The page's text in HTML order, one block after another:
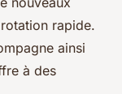
rapide.
ainsi
à des